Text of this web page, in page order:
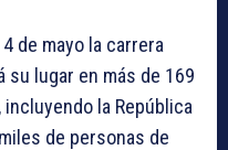
de mayo la carrera
su lugar en más de 169
la República
de personas de